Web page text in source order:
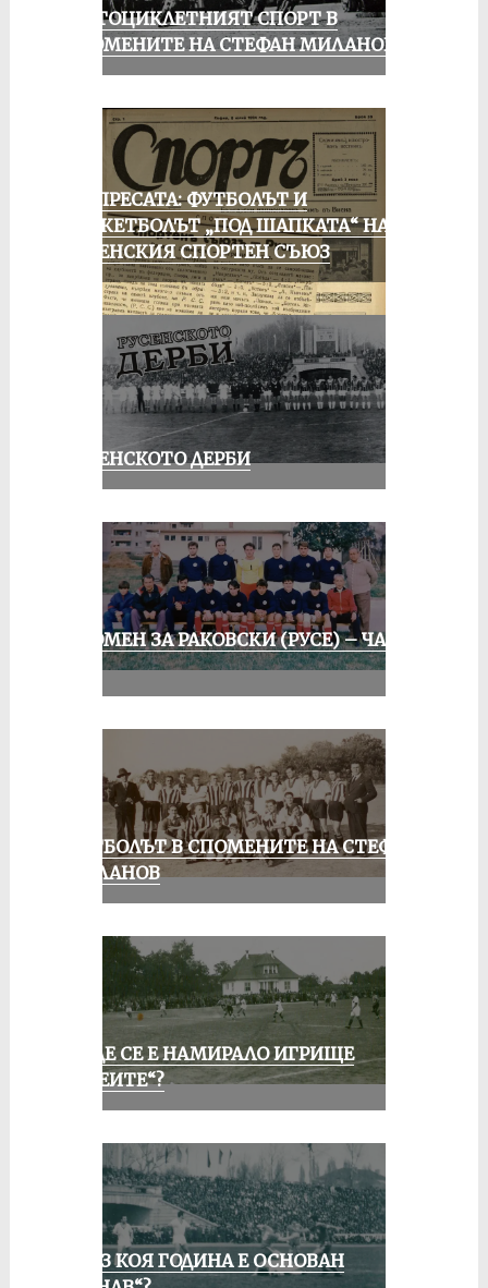
МОТОЦИКЛЕТНИЯТ СПОРТ В
СПОМЕНИТЕ НА СТЕФАН МИЛАНОВ
ОТ ПРЕСАТА: ФУТБОЛЪТ И
БАСКЕТБОЛЪТ „ПОД ШАПКАТА“ НА
РУСЕНСКИЯ СПОРТЕН СЪЮЗ
РУСЕНСКОТО ДЕРБИ
СПОМЕН ЗА РАКОВСКИ (РУСЕ) – ЧАСТ
ФУТБОЛЪТ В СПОМЕНИТЕ НА СТЕФАН
МИЛАНОВ
КЪДЕ СЕ Е НАМИРАЛО ИГРИЩЕ
„АЛЕИТЕ“?
ПРЕЗ КОЯ ГОДИНА Е ОСНОВАН